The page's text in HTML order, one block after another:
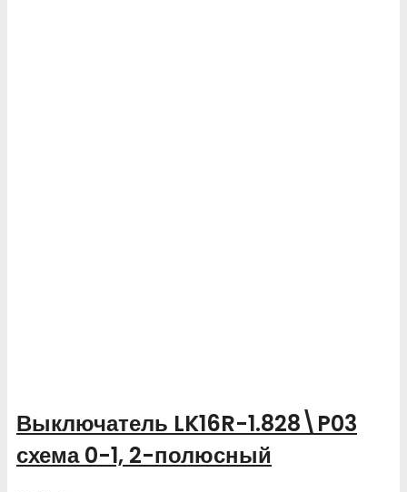
Выключатель LK16R-1.828\P03
схема 0-1, 2-полюсный